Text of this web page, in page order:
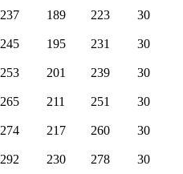
237 189 223 30
245 195 231 30
253 201 239 30
265 211 251 30
274 217 260 30
292 230 278 30